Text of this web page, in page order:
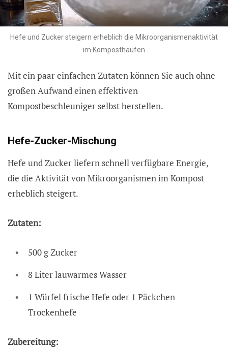
Hefe und Zucker steigern erheblich die Mikroorganismenaktivität
im Komposthaufen
Mit ein paar einfachen Zutaten können Sie auch ohne
großen Aufwand einen effektiven
Kompostbeschleuniger selbst herstellen.
Hefe-Zucker-Mischung
Hefe und Zucker liefern schnell verfügbare Energie,
die die Aktivität von Mikroorganismen im Kompost
erheblich steigert.
Zutaten:
500 g Zucker
8 Liter lauwarmes Wasser
1 Würfel frische Hefe oder 1 Päckchen
Trockenhefe
Zubereitung: